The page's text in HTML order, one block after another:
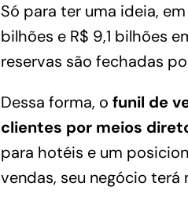
Só para ter uma ideia, em
bilhões e R$ 9,1 bilhões
reservas são fechadas
Dessa forma, o funil de
clientes por meios
para hotéis e um
vendas, seu negócio